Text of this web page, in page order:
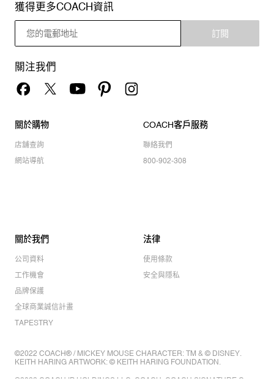
獲得更多COACH資訊
訂閱
關注我們
關於購物
店舖查詢
網站導航
COACH客戶服務
聯絡我們
800-902-308
關於我們
公司資料
工作機會
品牌保護
全球商業誠信計畫
TAPESTRY
法律
使用條款
安全與隱私
©2022 COACH® / MICKEY MOUSE CHARACTER: TM & © DISNEY.
KEITH HARING ARTWORK: © KEITH HARING FOUNDATION.